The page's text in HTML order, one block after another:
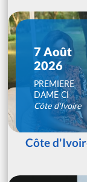
7 Août
2026
PREMIERE
DAME CI
Côte d'Ivoire
Côte